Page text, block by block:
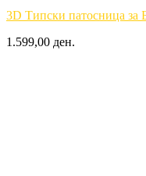
3D Типски патосница за
1.599,00 ден.